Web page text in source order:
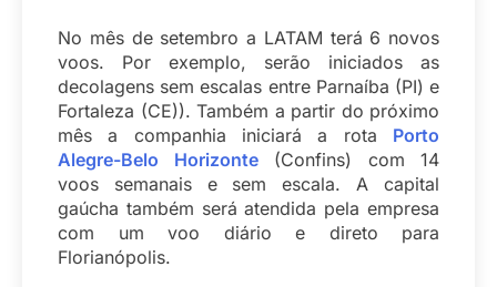
No mês de setembro a LATAM terá 6 novos
voos. Por exemplo, serão iniciados as
decolagens sem escalas entre Parnaíba (PI) e
Fortaleza (CE)). Também a partir do próximo
mês a companhia iniciará a rota Porto
Alegre-Belo Horizonte(Confins) com 14
voos semanais e sem escala. A capital
gaúcha também será atendida pela empresa
com um voo diário e direto para
Florianópolis.